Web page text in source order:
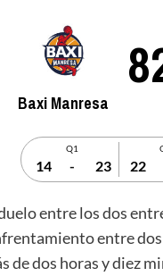
Baxi Manresa
Q1
14 - 23 22
entre los dos
entre
de dos horas y diez